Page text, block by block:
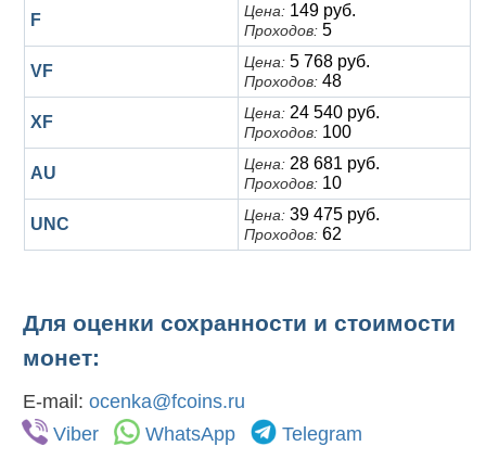
F Цена: 149 руб.
Проходов: 5
VF Цена: 5 768 руб.
Проходов: 48
XF Цена: 24 540 руб.
Проходов: 100
AU Цена: 28 681 руб.
Проходов: 10
UNC Цена: 39 475 руб.
Проходов: 62
Для оценки сохранности и стоимости
монет:
E-mail: ocenka@fcoins.ru
Viber
WhatsApp Telegram